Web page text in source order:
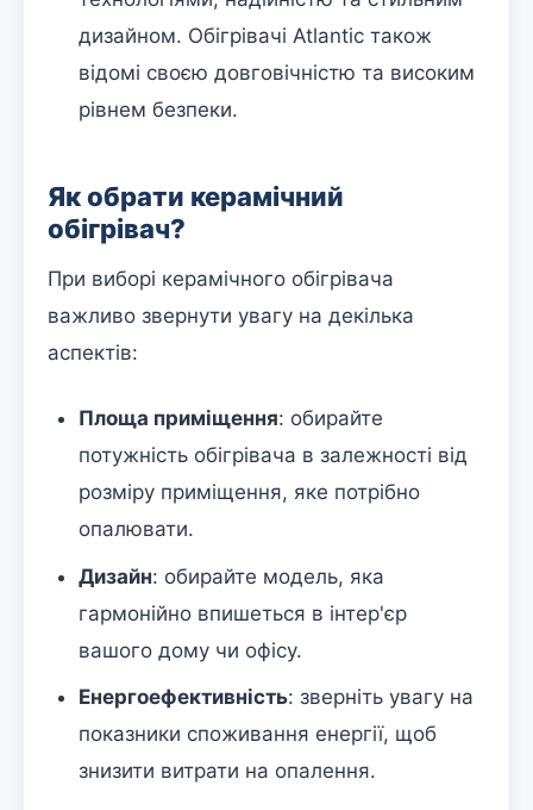
дизайном. Обігрівачі Atlantic також
відомі своєю довговічністю та високим
рівнем безпеки.
Як обрати керамічний
обігрівач?
При виборі керамічного обігрівача
важливо звернути увагу на декілька
аспектів:
Площа приміщення: обирайте
потужність обігрівача в залежності від
розміру приміщення, яке потрібно
опалювати.
Дизайн: обирайте модель, яка
гармонійно впишеться в інтер'єр
вашого дому чи офісу.
Енергоефективність: зверніть увагу на
показники споживання енергії, щоб
знизити витрати на опалення.